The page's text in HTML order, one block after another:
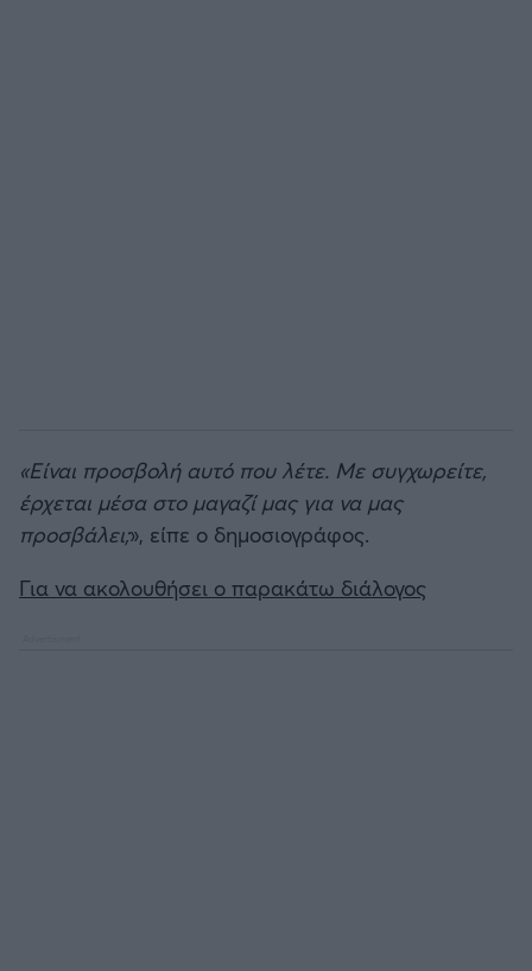
«Είναι προσβολή αυτό που λέτε. Με συγχωρείτε,
έρχεται μέσα στο μαγαζί μας για να μας
προσβάλει;», είπε ο δημοσιογράφος.
Για να ακολουθήσει ο παρακάτω διάλογος